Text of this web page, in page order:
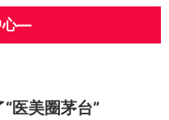
心—
医美圈茅台”